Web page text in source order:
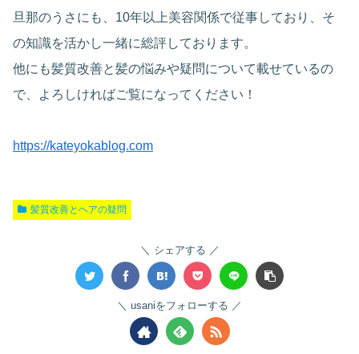
旦那のうさにも、10年以上美容関係で従事しており、そ
の知識を活かし一緒に総評しております。
他にも髪質改善と髪の悩みや疑問について載せているの
で、よろしければご覧になってください！
https://kateyokablog.com
髪質改善とヘアの疑問
シェアする
usaniをフォローする